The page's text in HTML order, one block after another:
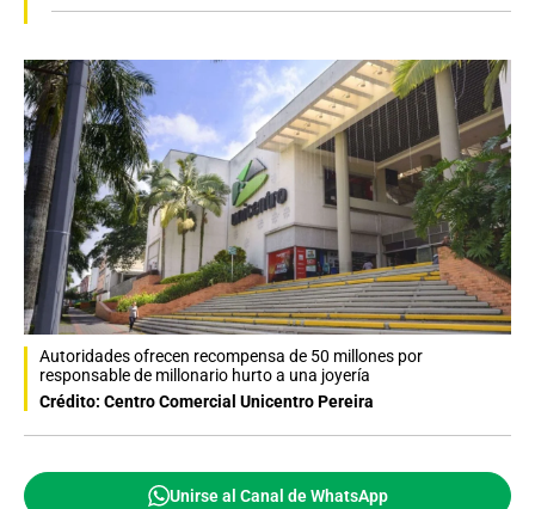
Autoridades ofrecen recompensa de 50 millones por
responsable de millonario hurto a una joyería
Crédito: Centro Comercial Unicentro Pereira
Unirse al Canal de WhatsApp